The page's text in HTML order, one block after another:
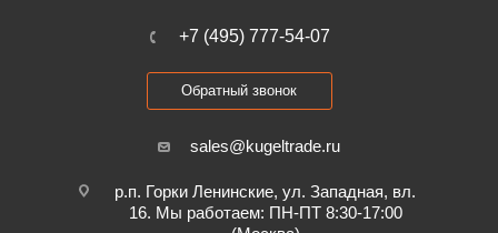
+7 (495) 777-54-07
Обратный звонок
sales@kugeltrade.ru
р.п. Горки Ленинские, ул. Западная, вл.
16. Мы работаем: ПН-ПТ 8:30-17:00